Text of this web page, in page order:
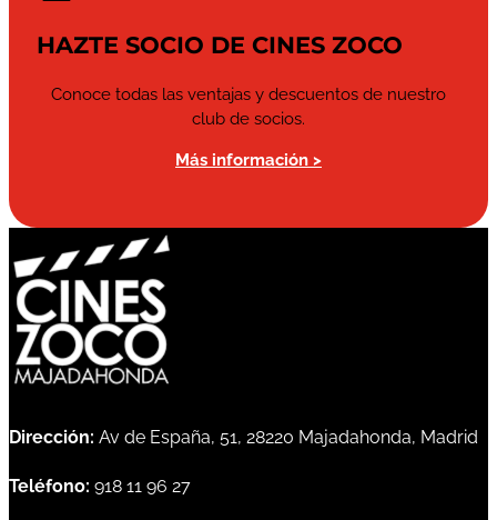
HAZTE SOCIO DE CINES ZOCO
Conoce todas las ventajas y descuentos de nuestro
club de socios.
Más información >
Dirección: Av de España, 51, 28220 Majadahonda, Madrid
Teléfono: 918 11 96 27